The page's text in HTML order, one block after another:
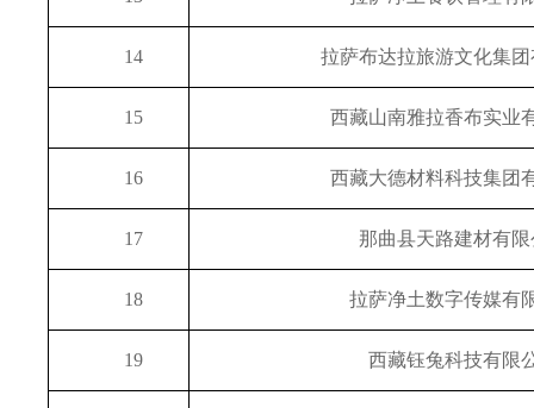
14 拉萨布达拉旅游文化集
15 西藏山南雅拉香布实业
16 西藏大德材料科技集团
17 那曲县天路建材有限
18 拉萨净土数字传媒有
19 西藏钰兔科技有限